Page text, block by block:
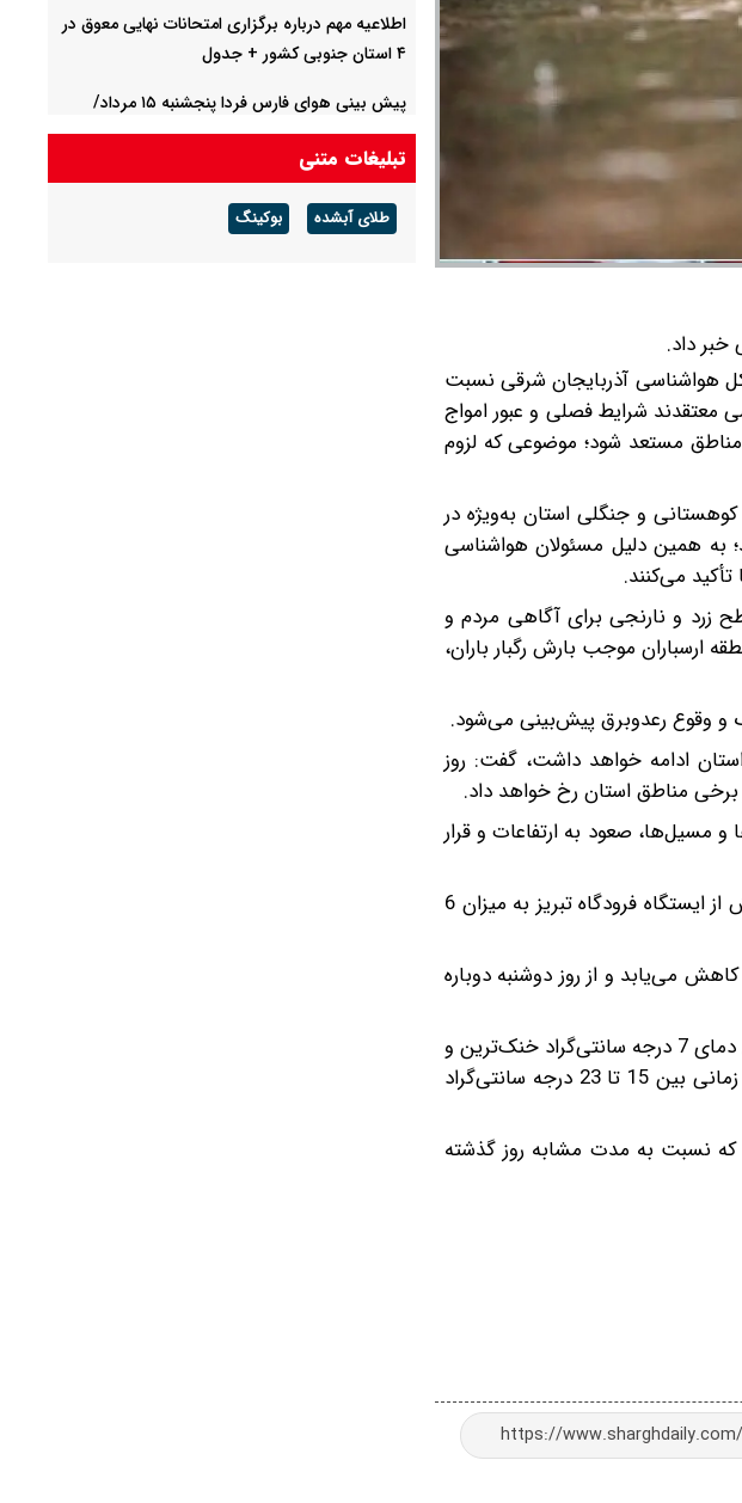
داد.
هواشناسی آذربایجان شرقی نسبت
معتقدند شرایط فصلی و عبور امواج
مناطق مستعد شود؛ موضوعی که لزوم
و جنگلی استان به‌ویژه در
به همین دلیل مسئولان هواشناسی
می‌کنند.
زرد و نارنجی برای آگاهی مردم و
ارسباران موجب بارش رگبار باران،
و وقوع رعدوبرق پیش‌بینی می‌شود.
ادامه خواهد داشت، گفت: روز
برخی مناطق استان رخ خواهد داد.
مسیل‌ها، صعود به ارتفاعات و قرار
اصغرزاده درباره میزان بارش‌های ثبت‌شده در استان نیز گفت: در 24 ساعت گذشته بیشترین میزان بارش از ایستگاه فرودگاه تبریز به میزان 6
می‌یابد و از روز دوشنبه دوباره
کارشناس اداره‌کل هواشناسی آذربایجان‌شرقی خاطرنشان کرد: در 24 ساعت گذشته تیکمه‌داش با حداقل دمای 7 درجه سانتی‌گراد خنک‌ترین و
جلفا با حداکثر دمای 32 درجه سانتی‌گراد گرم‌ترین شهرهای استان بودند و دمای تبریز نیز در این بازه زمانی بین 15 تا 23 درجه سانتی‌گراد
بالای صفر گزارش شده که نسبت به مدت مشابه روز گذشته
اطلاعیه مهم درباره برگزاری امتحانات نهایی معوق در
۴ استان جنوبی کشور + جدول
پیش بینی هوای فارس فردا پنجشنبه ۱۵ مرداد/
احتمال آب‌گرفتگی و سیلابی شدن مسیل‌ها
تبلیغات متنی
طلای آبشده بوکینگ